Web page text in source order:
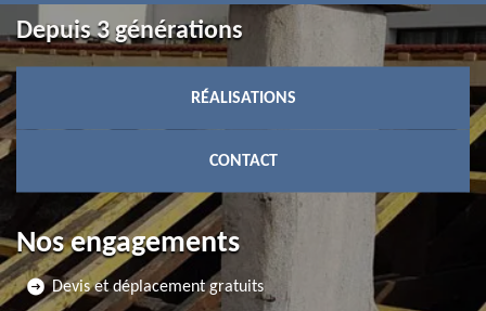
Depuis 3 générations
RÉALISATIONS
CONTACT
Nos engagements
Devis et déplacement gratuits